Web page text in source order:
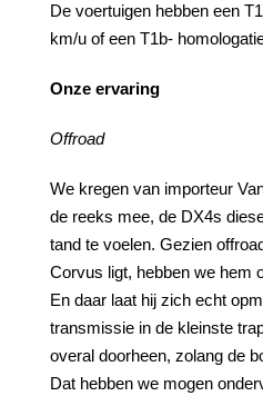
De voertuigen hebben een
km/u of een T1b-
Onze ervaring
Offroad
We kregen van importeur
de reeks mee, de DX4s
tand te voelen. Gezien
Corvus ligt, hebben we hem
En daar laat hij zich echt
transmissie in de kleinste
overal doorheen, zolang de
Dat hebben we mogen